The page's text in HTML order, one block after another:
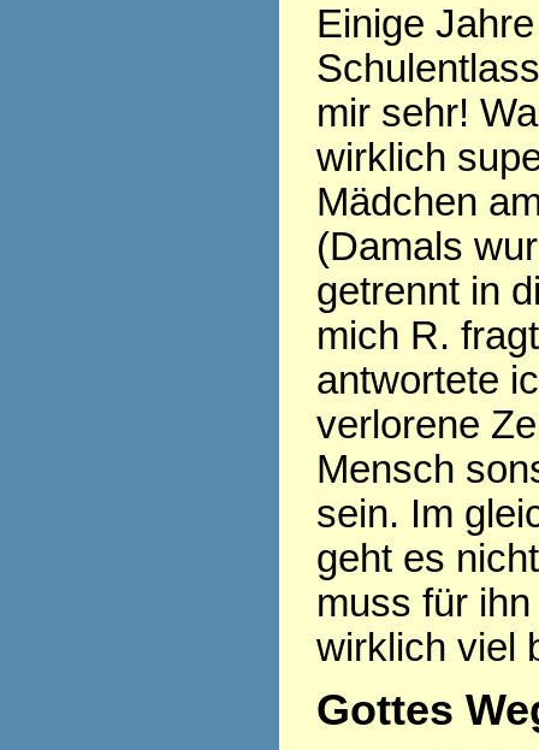
Einige
mir sehr!
wirklich
Mädchen
(Damals
getrennt in
mich R.
antwortete
verlorene
Mensch
sein. Im
geht es
muss für
wirklich viel
Gottes